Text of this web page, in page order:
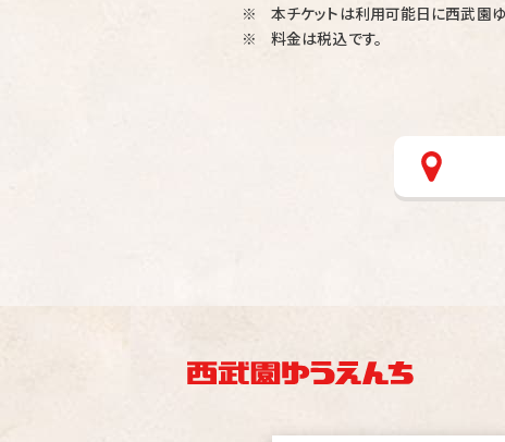
※
本チケットは利用可能日に西武園
※
料金は税込です。